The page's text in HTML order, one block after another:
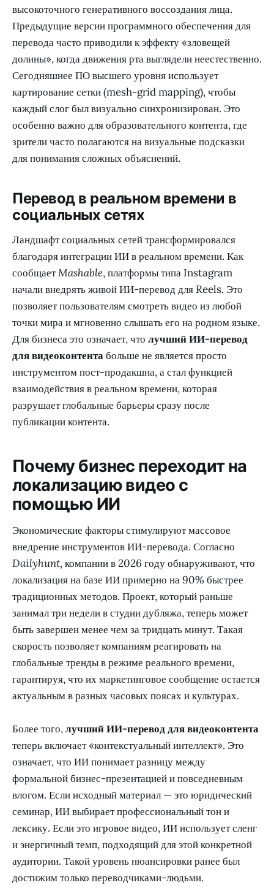
высокоточного генеративного воссоздания лица.
Предыдущие версии программного обеспечения для
перевода часто приводили к эффекту «зловещей
долины», когда движения рта выглядели неестественно.
Сегодняшнее ПО высшего уровня использует
картирование сетки (mesh-grid mapping), чтобы
каждый слог был визуально синхронизирован. Это
особенно важно для образовательного контента, где
зрители часто полагаются на визуальные подсказки
для понимания сложных объяснений.
Перевод в реальном времени в
социальных сетях
Ландшафт социальных сетей трансформировался
благодаря интеграции ИИ в реальном времени. Как
сообщаетMashable, платформы типа Instagram
начали внедрять живой ИИ-перевод для Reels. Это
позволяет пользователям смотреть видео из любой
точки мира и мгновенно слышать его на родном языке.
Для бизнеса это означает, что лучший ИИ-перевод
для видеоконтентабольше не является просто
инструментом пост-продакшна, а стал функцией
взаимодействия в реальном времени, которая
разрушает глобальные барьеры сразу после
публикации контента.
Почему бизнес переходит на
локализацию видео с
помощью ИИ
Экономические факторы стимулируют массовое
внедрение инструментов ИИ-перевода. Согласно
Dailyhunt, компании в 2026 году обнаруживают, что
локализация на базе ИИ примерно на 90% быстрее
традиционных методов. Проект, который раньше
занимал три недели в студии дубляжа, теперь может
быть завершен менее чем за тридцать минут. Такая
скорость позволяет компаниям реагировать на
глобальные тренды в режиме реального времени,
гарантируя, что их маркетинговое сообщение остается
актуальным в разных часовых поясах и культурах.
Более того,лучший ИИ-перевод для видеоконтента
теперь включает «контекстуальный интеллект». Это
означает, что ИИ понимает разницу между
формальной бизнес-презентацией и повседневным
влогом. Если исходный материал — это юридический
семинар, ИИ выбирает профессиональный тон и
лексику. Если это игровое видео, ИИ использует сленг
и энергичный темп, подходящий для этой конкретной
аудитории. Такой уровень нюансировки ранее был
достижим только переводчиками-людьми.